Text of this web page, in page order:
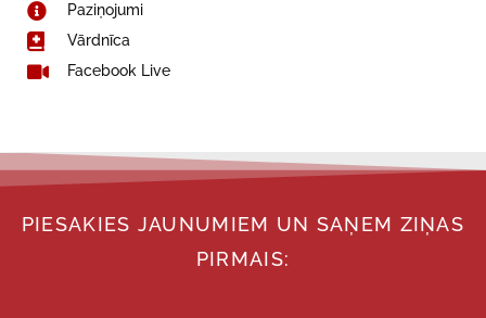
Paziņojumi
Vārdnīca
Facebook Live
PIESAKIES JAUNUMIEM UN SAŅEM ZIŅAS
PIRMAIS: